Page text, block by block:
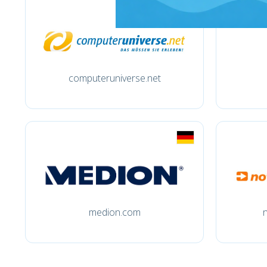
computeruniverse.net
medion.com